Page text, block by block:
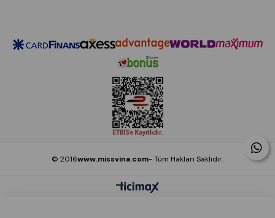
© 2016www.missvina.com- Tüm Hakları Saklıdır.